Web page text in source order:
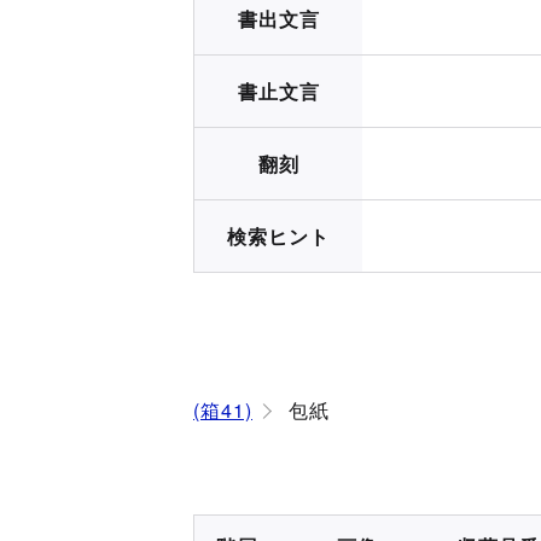
書出文言
書止文言
翻刻
検索ヒント
(箱41) 包紙